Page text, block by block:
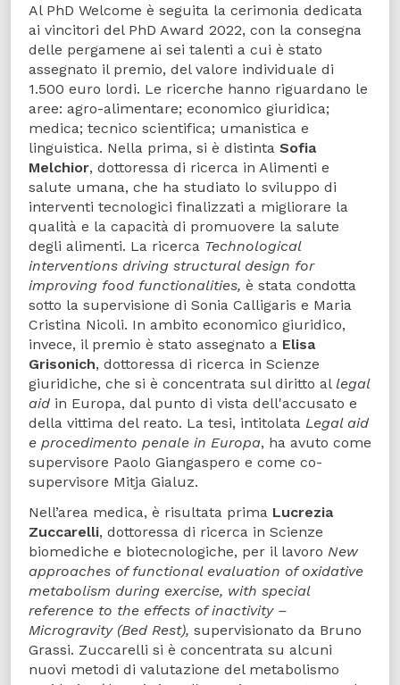
Al PhD Welcome è seguita la cerimonia dedicata
ai vincitori del PhD Award 2022, con la consegna
delle pergamene ai sei talenti a cui è stato
assegnato il premio, del valore individuale di
1.500 euro lordi. Le ricerche hanno riguardano le
aree: agro-alimentare; economico giuridica;
medica; tecnico scientifica; umanistica e
linguistica. Nella prima, si è distinta Sofia
Melchior, dottoressa di ricerca in Alimenti e
salute umana, che ha studiato lo sviluppo di
interventi tecnologici finalizzati a migliorare la
qualità e la capacità di promuovere la salute
degli alimenti. La ricerca Technological
interventions driving structural design for
improving food functionalities, è stata condotta
sotto la supervisione di Sonia Calligaris e Maria
Cristina Nicoli. In ambito economico giuridico,
invece, il premio è stato assegnato a Elisa
Grisonich, dottoressa di ricerca in Scienze
giuridiche, che si è concentrata sul diritto al legal
aid in Europa, dal punto di vista dell'accusato e
della vittima del reato. La tesi, intitolata Legal aid
e procedimento penale in Europa, ha avuto come
supervisore Paolo Giangaspero e come co-
supervisore Mitja Gialuz.
Nell’area medica, è risultata prima Lucrezia
Zuccarelli, dottoressa di ricerca in Scienze
biomediche e biotecnologiche, per il lavoro New
approaches of functional evaluation of oxidative
metabolism during exercise, with special
reference to the effects of inactivity –
Microgravity (Bed Rest), supervisionato da Bruno
Grassi. Zuccarelli si è concentrata su alcuni
nuovi metodi di valutazione del metabolismo